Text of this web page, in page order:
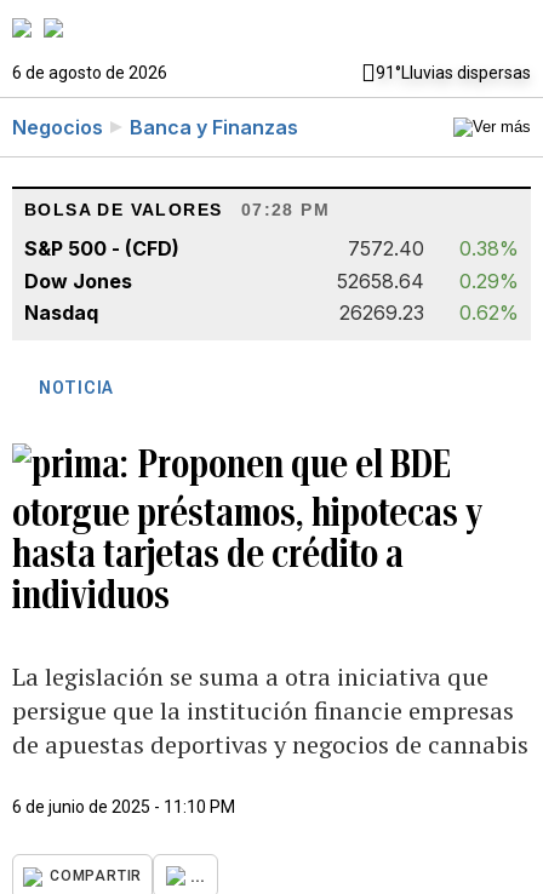
6 de agosto de 2026 91°Lluvias dispersas
Negocios Banca y Finanzas
BOLSA DE VALORES 07:28 PM
S&P 500 - (CFD) 7572.40
0.38%
Dow Jones
52658.64
0.29%
Nasdaq
26269.23 0.62%
NOTICIA
Proponen que el BDE
otorgue préstamos, hipotecas y
hasta tarjetas de crédito a
individuos
La legislación se suma a otra iniciativa que
persigue que la institución financie empresas
de apuestas deportivas y negocios de cannabis
6 de junio de 2025 - 11:10 PM
COMPARTIR ...